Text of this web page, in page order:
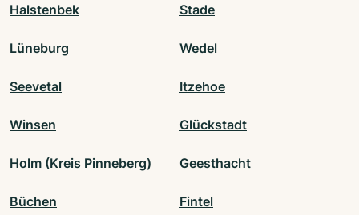
Halstenbek Stade
Lüneburg Wedel
Seevetal Itzehoe
Winsen Glückstadt
Holm (Kreis Pinneberg) Geesthacht
Büchen Fintel